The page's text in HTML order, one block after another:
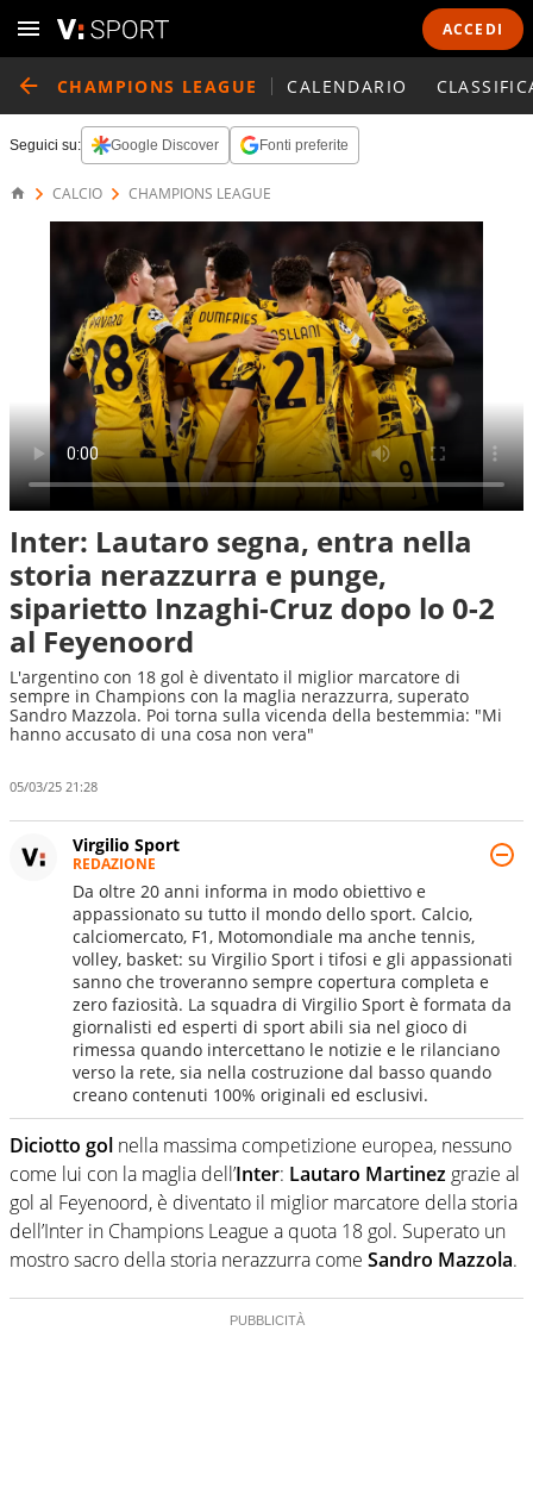
ACCEDI
CHAMPIONS LEAGUE CALENDARIO
Seguici su: Google Discover Fonti preferite
CALCIO CHAMPIONS LEAGUE
Inter: Lautaro segna, entra nella
storia nerazzurra e punge,
siparietto Inzaghi-Cruz dopo lo 0-2
al Feyenoord
L'argentino con 18 gol è diventato il miglior marcatore di
sempre in Champions con la maglia nerazzurra, superato
Sandro Mazzola. Poi torna sulla vicenda della bestemmia: "Mi
hanno accusato di una cosa non vera"
05/03/25 21:28
Virgilio Sport
REDAZIONE
Da oltre 20 anni informa in modo obiettivo e
appassionato su tutto il mondo dello sport. Calcio,
calciomercato, F1, Motomondiale ma anche tennis,
volley, basket: su Virgilio Sport i tifosi e gli appassionati
sanno che troveranno sempre copertura completa e
zero faziosità. La squadra di Virgilio Sport è formata da
giornalisti ed esperti di sport abili sia nel gioco di
rimessa quando intercettano le notizie e le rilanciano
verso la rete, sia nella costruzione dal basso quando
creano contenuti 100% originali ed esclusivi.
Diciotto gol nella massima competizione europea, nessuno
come lui con la maglia dell’Inter: Lautaro Martinez grazie al
gol al Feyenoord, è diventato il miglior marcatore della storia
dell’Inter in Champions League a quota 18 gol. Superato un
mostro sacro della storia nerazzurra come Sandro Mazzola.